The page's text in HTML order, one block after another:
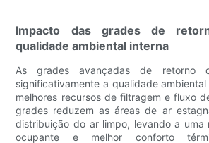
Impacto das grades de
qualidade ambiental interna
As grades avançadas de retorno
significativamente a qualidade
melhores recursos de filtragem e fluxo
grades reduzem as áreas de ar
distribuição do ar limpo, levando a uma
ocupante e melhor conforto